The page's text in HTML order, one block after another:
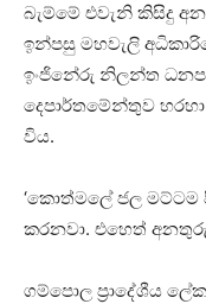
බැම්මේ එවැනි කිසිදු
ඉන්පසු මහවැලි
ඉංජිනේරු නිලන්ත
දෙපාර්තමේන්තුව
විය.
‘කොත්මලේ ජල මට්ටම
කරනවා. එහෙත්
ගම්පොල ප්‍රාදේශීය